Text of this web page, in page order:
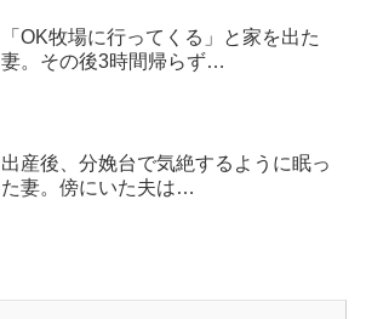
「OK牧場に行ってくる」と家を出た
妻。その後3時間帰らず…
出産後、分娩台で気絶するように眠っ
た妻。傍にいた夫は…